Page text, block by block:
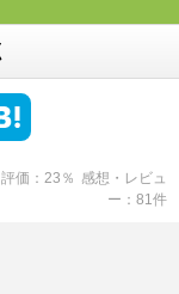
評価 23 ％ 感想・レビュ
ー
81 件